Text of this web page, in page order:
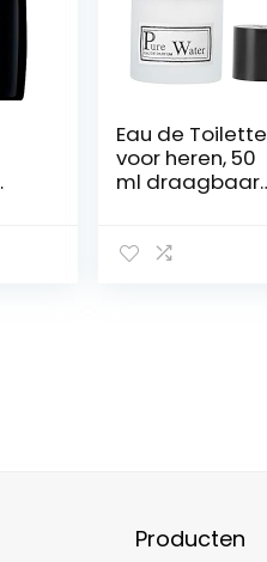
Eau de Toilette
voor heren, 50
ml draagbaar
lichte geur
Producten